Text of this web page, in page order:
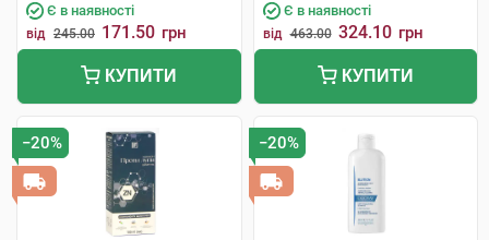
Є в наявності
від 245.00 171.50 грн
КУПИТИ
Є в наявності
від 463.00 324.10 грн
КУПИТИ
−20% −20%